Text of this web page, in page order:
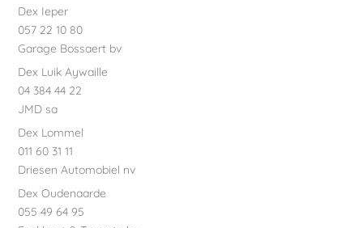
Dex Ieper
057 22 10 80
Garage Bossaert bv
Dex Luik Aywaille
04 384 44 22
JMD sa
Dex Lommel
011 60 31 11
Driesen Automobiel nv
Dex Oudenaarde
055 49 64 95